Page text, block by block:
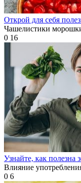
Открой для себя
Чашелистики
0 16
Узнайте, как полезна
Влияние
0 6